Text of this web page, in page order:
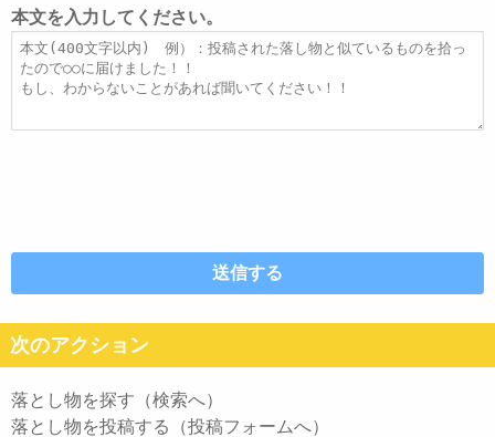
レ
ス
ト
ル
本文を入力してください。
本
文
次のアクション
落とし物を探す（検索へ）
落とし物を投稿する（投稿フォームへ）